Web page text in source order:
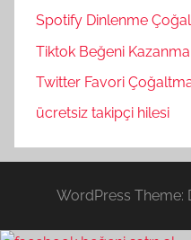
Spotify Dinlenme
Tiktok Beğeni
Twitter Favori
ücretsiz takipçi hilesi
WordPress Theme: